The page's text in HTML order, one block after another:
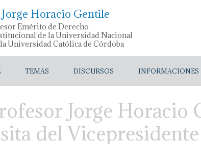
Horacio Gentile
Emérito de Derecho
de la Universidad Nacional
Universidad Católica de Córdoba
TEMAS DISCURSOS INFORMACIONES
Jorge Horacio
del